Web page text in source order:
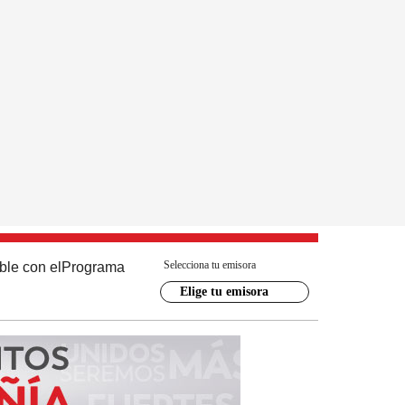
con el Programa Selecciona tu emisora
Elige tu emisora